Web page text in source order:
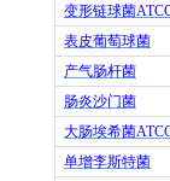
变形链球菌
表皮葡萄球菌
产气肠杆菌
肠炎沙门菌
大肠埃希菌
单增李斯特菌